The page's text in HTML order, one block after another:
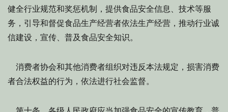
健全行业规范和奖惩机制，提供食品安全信息、技术等服
务，引导和督促食品生产经营者依法生产经营，推动行业诚
信建设，宣传、普及食品安全知识。
消费者协会和其他消费者组织对违反本法规定，损害消费
者合法权益的行为，依法进行社会监督。